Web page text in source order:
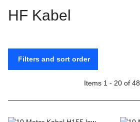
HF Kabel
Filters and sort order
Items 1 - 20 of 48